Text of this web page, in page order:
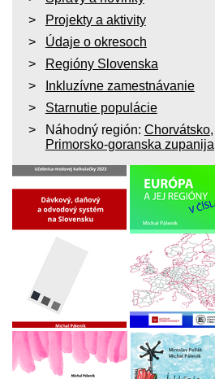
Projekty a aktivity
Údaje o okresoch
Regióny Slovenska
Inkluzívne zamestnávanie
Starnutie populácie
Náhodný región: Chorvátsko,
Primorsko-goranska zupanija